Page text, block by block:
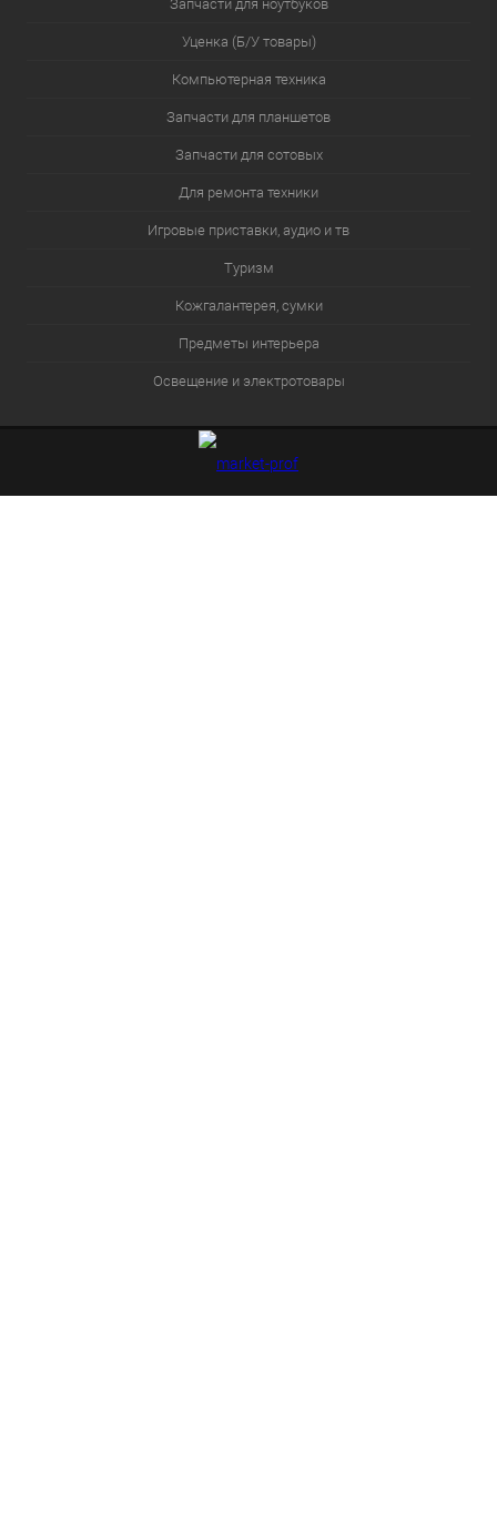
Запчасти для ноутбуков
Уценка (Б/У товары)
Компьютерная техника
Запчасти для планшетов
Запчасти для сотовых
Для ремонта техники
Игровые приставки, аудио и тв
Туризм
Кожгалантерея, сумки
Предметы интерьера
Освещение и электротовары